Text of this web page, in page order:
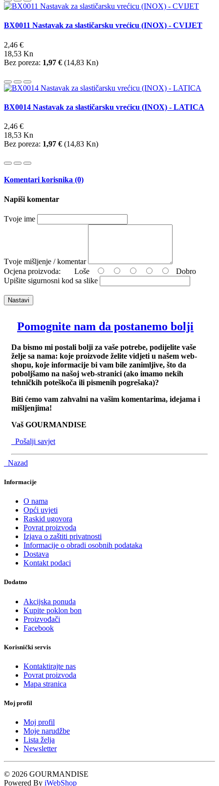
BX0011 Nastavak za slastičarsku vrećicu (INOX) - CVIJET
2,46 €
18,53 Kn
Bez poreza: 1,97 € (14,83 Kn)
BX0014 Nastavak za slastičarsku vrećicu (INOX) - LATICA
2,46 €
18,53 Kn
Bez poreza: 1,97 € (14,83 Kn)
Komentari korisnika (0)
Napiši komentar
Tvoje ime
Tvoje mišljenje / komentar
Ocjena proizvoda:
Loše
Dobro
Upišite sigurnosni kod sa slike
Nastavi
Pomognite nam da postanemo bolji
Da bismo mi postali bolji za vaše potrebe, podijelite vaše
želje sa nama: koje proizvode želite vidjeti u našem web-
shopu, koje informacije bi vam bile zanimljive, što da
poboljšamo na našoj web-stranici (ako imamo nekih
tehničkih poteškoča ili pismenih pogrešaka)?
Biti ćemo vam zahvalni na vašim komentarima, idejama i
mišljenjima!
Vaš GOURMANDISE
Pošalji savjet
Nazad
Informacije
O nama
Opći uvjeti
Raskid ugovora
Povrat proizvoda
Izjava o zaštiti privatnosti
Informacije o obradi osobnih podataka
Dostava
Kontakt podaci
Dodatno
Akcijska ponuda
Kupite poklon bon
Proizvođači
Facebook
Korisnički servis
Kontaktirajte nas
Povrat proizvoda
Mapa stranica
Moj profil
Moj profil
Moje narudžbe
Lista želja
Newsletter
© 2026 GOURMANDISE
Powered By iWebShop